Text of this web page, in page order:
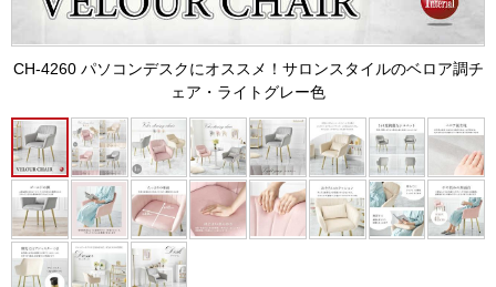
CH-4260 パソコンデスクにオススメ！サロンスタイルのベロア調チ
ェア・ライトグレー色